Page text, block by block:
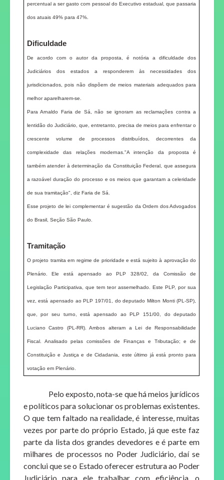
percentual a ser gasto com pessoal do Executivo estadual, que passaria
dos atuais 49% para 47%.
Dificuldade
De acordo com o autor da proposta, é notória a dificuldade dos
Judiciários dos estados a responderem às necessidades dos
jurisdicionados, pois não dispõem de meios materiais adequados para
melhor aparelharem-se.
Para Arnaldo Faria de Sá, não se ignoram as reclamações contra a
lentidão do Judiciário, que, entretanto, precisa de meios para enfrentar o
crescente volume de processos distribuídos, decorrentes da
complexidade das relações modernas."A intenção da proposta é
também atender à determinação da Constituição Federal, que assegura
a razoável duração do processo e os meios que garantam a celeridade
de sua tramitação", diz Faria de Sá.
Esse projeto de lei complementar é sugestão da Ordem dos Advogados
do Brasil, Seção São Paulo.
Tramitação
O projeto tramita em regime de prioridade e está sujeito à aprovação do
Plenário. Ele está apensado ao PLP 328/02, da Comissão de
Legislação Participativa, que tem teor assemelhado. Este PLP, por sua
vez, está apensado ao PLP 197/01, do deputado Milton Monti (PL-SP),
que, por seu turno, está apensado ao PLP 151/00, do deputado
Luciano Castro (PL-RR). Ambos alteram a Lei de Responsabilidade
Fiscal. Analisado pelas comissões de Finanças e Tributação; e de
Constituição e Justiça e de Cidadania, este último já está pronto para
votação em Plenário.
Pelo exposto, nota-se que há meios jurídicos
e políticos para solucionar os problemas existentes.
O que tem faltado na realidade, é interesse, muitas
vezes por parte do próprio Estado, já que este faz
parte da lista dos grandes devedores e é parte em
milhares de processos no Poder Judiciário, daí se
conclui que se o Estado oferecer estrutura ao Poder
Judiciário para ele trabalhar com eficiência, o